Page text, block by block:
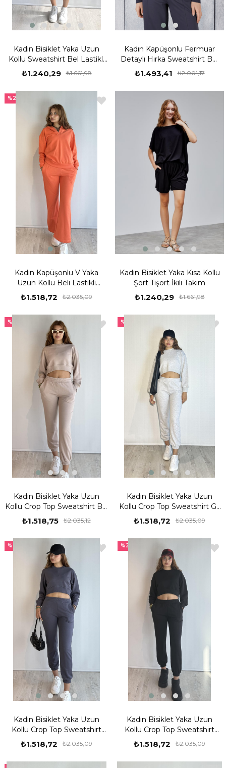
Kadın Bisiklet Yaka Uzun
Kollu Sweatshirt Bel Lastikli
Şort İkili Takım
₺1.240,29 ₺1.661,98
Kadın Kapüşonlu Fermuar
Detaylı Hırka Sweatshirt Bel
Lastikli Eşofman Takımı
₺1.493,41 ₺2.001,17
Kadın Kapüşonlu V Yaka
Uzun Kollu Beli Lastikli
Turuncu Eşofman Takımı
₺1.518,72 ₺2.035,09
%25
Kadın Bisiklet Yaka Kısa Kollu
Şort Tişört İkili Takım
₺1.240,29 ₺1.661,98
Kadın Bisiklet Yaka Uzun
Kollu Crop Top Sweatshirt Bej
Eşofman Takımı
₺1.518,75 ₺2.035,12
%25
Kadın Bisiklet Yaka Uzun
Kollu Crop Top Sweatshirt Gri
Eşofman Takımı
₺1.518,72 ₺2.035,09
%25
Kadın Bisiklet Yaka Uzun
Kollu Crop Top Sweatshirt
Lacivert Eşofman Takımı
₺1.518,72 ₺2.035,09
%25
Kadın Bisiklet Yaka Uzun
Kollu Crop Top Sweatshirt
Siyah Eşofman Takımı
₺1.518,72 ₺2.035,09
%25